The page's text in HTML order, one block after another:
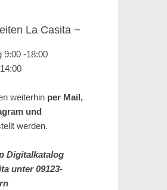
La Casita
9:00 -18:00
weiterhin per Mail,
und
werden.
Digitalkatalog
unter 09123-